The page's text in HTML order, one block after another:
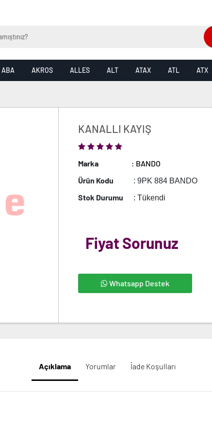
ABA AKROS ALLES ALT ATAX ATL ATX
KANALLI KAYIŞ
Marka
: BANDO
Ürün Kodu
: 9PK 884 BANDO
Stok Durumu : Tükendi
Fiyat Sorunuz
Whatsapp Destek
Açıklama Yorumlar İade Koşulları